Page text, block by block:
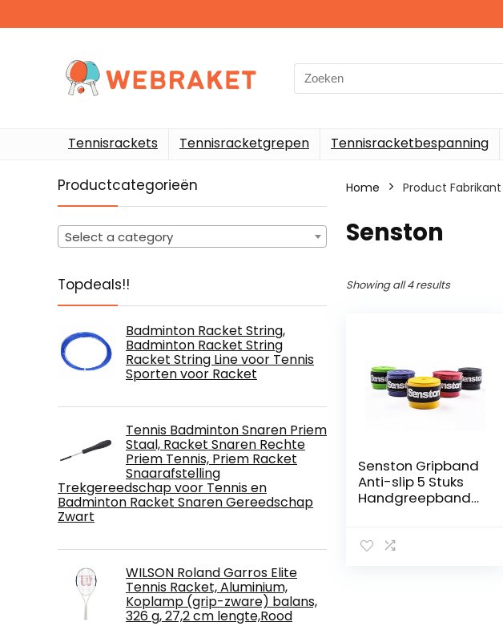
Search
for:
Tennisrackets Tennisracketgrepen Tennisracketbespanning
Productcategorieën
Select a category
Topdeals!!
Badminton Racket String,
Badminton Racket String
Racket String Line voor Tennis
Sporten voor Racket
Tennis Badminton Snaren Priem
Staal, Racket Snaren Rechte
Priem Tennis, Priem Racket
Snaarafstelling
Trekgereedschap voor Tennis en
Badminton Racket Snaren Gereedschap
Zwart
WILSON Roland Garros Elite
Tennis Racket, Aluminium,
Koplamp (grip-zware) balans,
326 g, 27,2 cm lengte,Rood
Home Product Fabrikant
‎Senston
Showing all 4 results
Senston Gripband
Anti-slip 5 Stuks
Handgreepband
Grip Tape voor